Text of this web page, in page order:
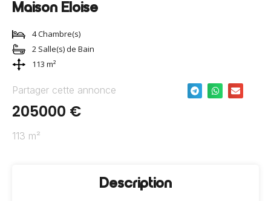
Maison Eloise
4 Chambre(s)
2 Salle(s) de Bain
113 m²
Partager cette annonce
205000 €
113 m²
Description